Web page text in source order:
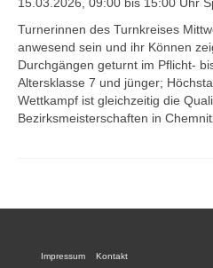
Tischtennis
Turnen
Schach
Turnerinnen des Turnkreises
anwesend sein und ihr Können
Durchgängen geturnt im Pflicht-
Altersklasse 7 und jünger;
Wettkampf ist gleichzeitig die
Bezirksmeisterschaften in
Impressum Kontakt